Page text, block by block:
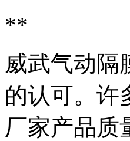
**
威武气动隔
的认可。许
厂家产品质